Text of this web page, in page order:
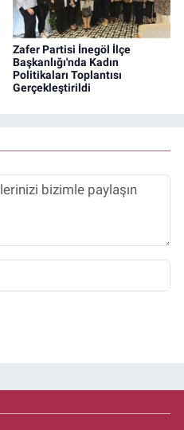
Zafer Partisi İnegöl İlçe
Başkanlığı'nda Kadın
Politikaları Toplantısı
Gerçekleştirildi